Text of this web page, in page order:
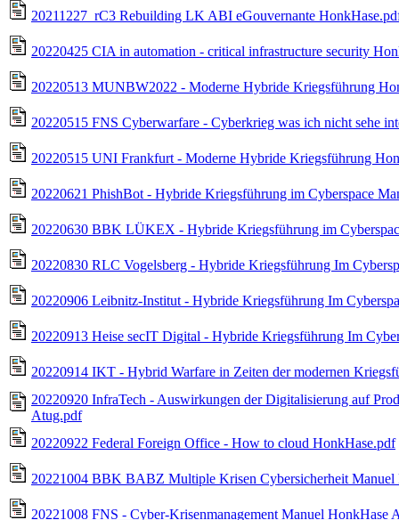
20211227_rC3 Rebuilding LK ABI eGouvernante
20220425 CIA in automation - critical infrastructure security
20220513 MUNBW2022 - Moderne Hybride Kriegsführung
20220515 FNS Cyberwarfare - Cyberkrieg was ich nicht sehe
20220515 UNI Frankfurt - Moderne Hybride Kriegsführung
20220621 PhishBot - Hybride Kriegsführung im Cyberspace
20220630 BBK LÜKEX - Hybride Kriegsführung im
20220830 RLC Vogelsberg - Hybride Kriegsführung Im
20220906 Leibnitz-Institut - Hybride Kriegsführung Im
20220913 Heise secIT Digital - Hybride Kriegsführung Im
20220914 IKT - Hybrid Warfare in Zeiten der modernen
20220920 InfraTech - Auswirkungen der Digitalisierung auf
Atug.pdf
20220922 Federal Foreign Office - How to cloud HonkHase.pdf
20221004 BBK BABZ Multiple Krisen Cybersicherheit Manuel
20221008 FNS - Cyber-Krisenmanagement Manuel HonkHase